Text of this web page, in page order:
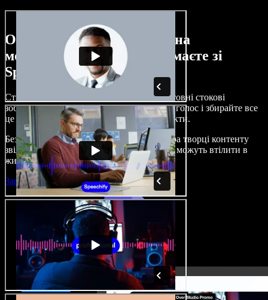
Ось лише невелика частина
можливостей, які ви отримаєте зі
Speechify Studio.
Створюйте озвучення, додавайте безкоштовні стокові
зображення, музику, відео, клонуйте свій голос і збирайте все
це в цілісні, захопливі аудіо- та відеопроєкти.
Без складного навчання й прямо з браузера творці контенту
звільняються від традиційних обмежень і можуть втілити в
життя будь-які ідеї.
Запустити Studio